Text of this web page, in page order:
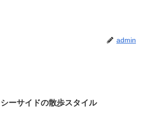
admin
シーサイドの散歩スタイル